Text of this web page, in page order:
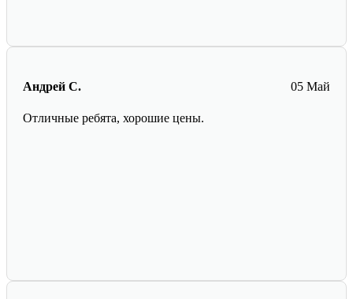
05 Май
Андрей С.
Отличные ребята, хорошие цены.